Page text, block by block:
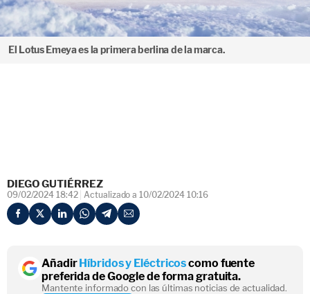
El Lotus Emeya es la primera berlina de la marca.
DIEGO GUTIÉRREZ
09/02/2024 18:42 Actualizado a 10/02/2024 10:16
AñadirHíbridos y Eléctricoscomo fuente
preferida de Google de forma gratuita.
Mantente informado con las últimas noticias de actualidad.